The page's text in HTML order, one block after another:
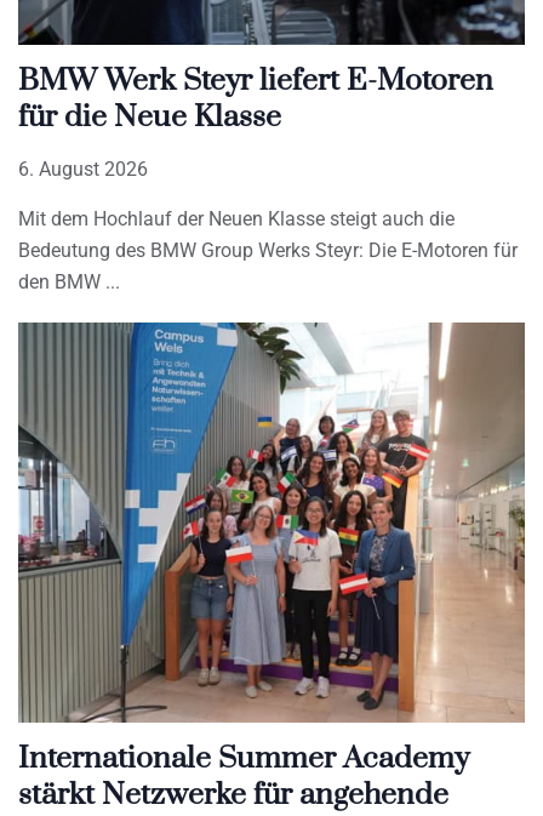
BMW Werk Steyr liefert E-Motoren
für die Neue Klasse
6. August 2026
Mit dem Hochlauf der Neuen Klasse steigt auch die
Bedeutung des BMW Group Werks Steyr: Die E-Motoren für
den BMW
Internationale Summer Academy
stärkt Netzwerke für angehende